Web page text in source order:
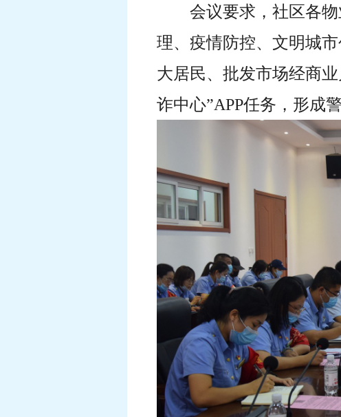
会议要求，社区各
理、疫情防控、文明城
大居民、批发市场经商
诈中心”APP任务，形成